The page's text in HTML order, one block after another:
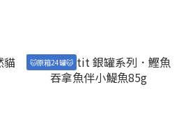
🐱原箱24罐🐱